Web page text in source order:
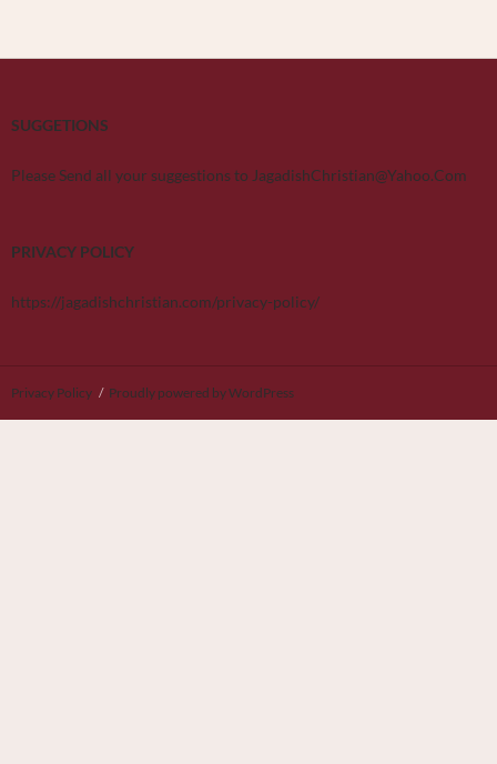
SUGGETIONS
Please Send all your suggestions to JagadishChristian@Yahoo.Com
PRIVACY POLICY
https://jagadishchristian.com/privacy-policy/
Privacy Policy Proudly powered by WordPress